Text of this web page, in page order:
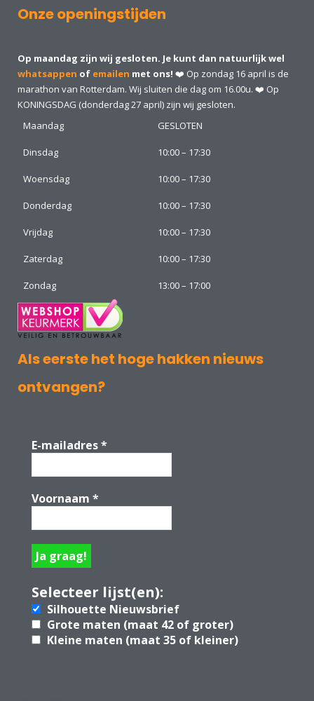
Onze openingstijden
Op maandag zijn wij gesloten. Je kunt dan natuurlijk wel
whatsappen of emailen met ons! ❤️ Op zondag 16 april is de
marathon van Rotterdam. Wij sluiten die dag om 16.00u. ❤️ Op
KONINGSDAG (donderdag 27 april) zijn wij gesloten.
Maandag
GESLOTEN
Dinsdag 10:00 – 17:30
Woensdag 10:00 – 17:30
Donderdag 10:00 – 17:30
Vrijdag 10:00 – 17:30
Zaterdag 10:00 – 17:30
Zondag 13:00 – 17:00
Als eerste het hoge hakken nieuws
ontvangen?
E-mailadres*
Voornaam *
Selecteer lijst(en):
Silhouette Nieuwsbrief
Grote maten (maat 42 of groter)
Kleine maten (maat 35 of kleiner)